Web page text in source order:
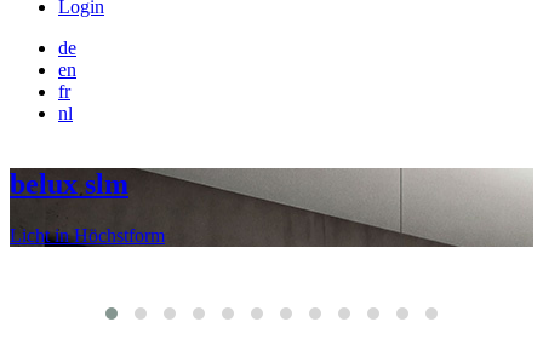
Login
de
en
fr
nl
belux slm
Licht in Höchstform